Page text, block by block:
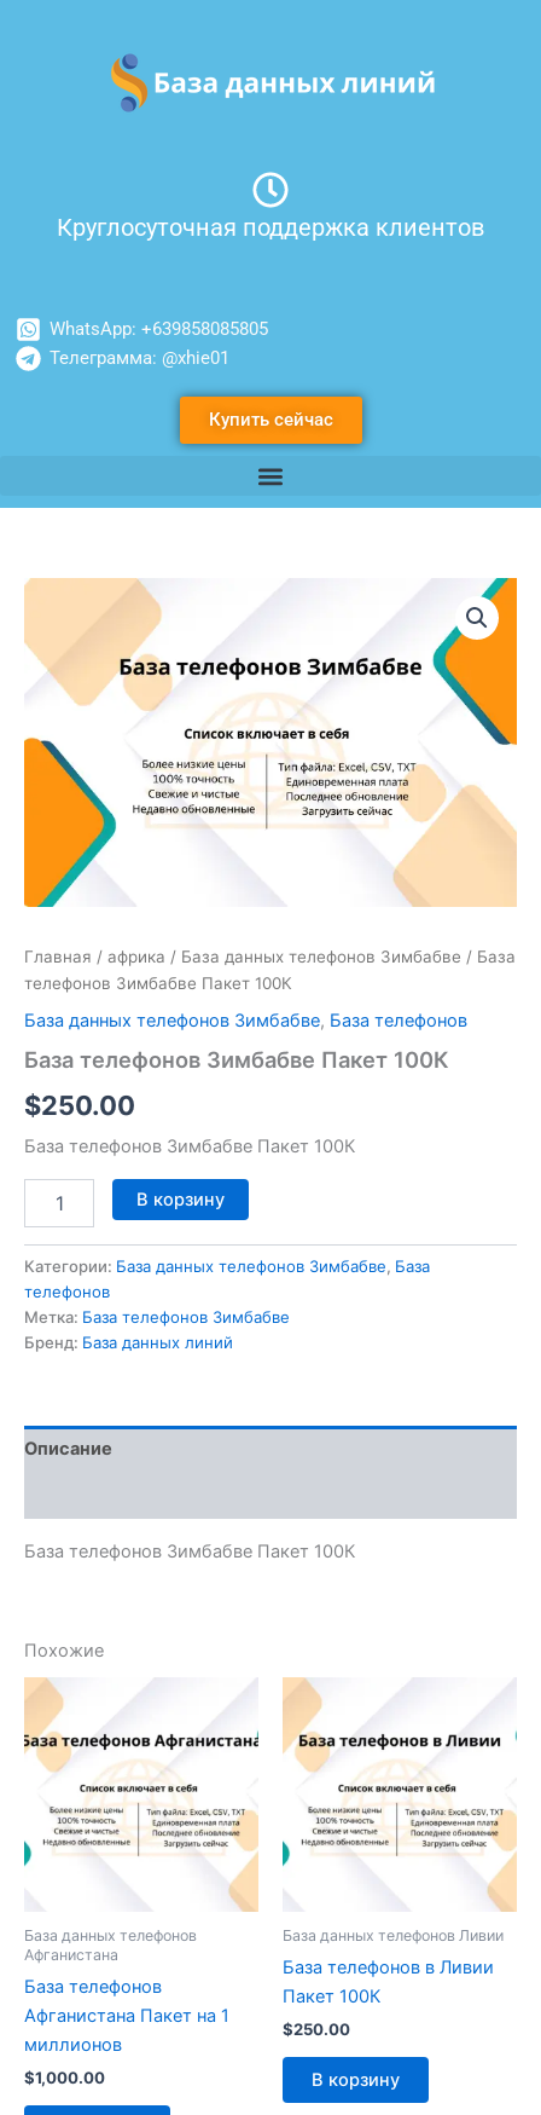
содержимому
Круглосуточная поддержка клиентов
WhatsApp: +639858085805
Телеграмма: @xhie01
Купить сейчас
Главная / африка / База данных телефонов Зимбабве / База
телефонов Зимбабве Пакет 100К
База данных телефонов Зимбабве, База телефонов
База телефонов Зимбабве Пакет 100К
$250.00
База телефонов Зимбабве Пакет 100К
Количество
телефонов
Зимбабве
100К
В корзину
Категории: База данных телефонов Зимбабве, База
телефонов
Метка: База телефонов Зимбабве
Бренд: База данных линий
Описание
База телефонов Зимбабве Пакет 100К
Похожие
База данных телефонов
Афганистана
База телефонов
Афганистана Пакет на 1
миллионов
$1,000.00
База данных телефонов Ливии
База телефонов в Ливии
Пакет 100К
$250.00
В корзину